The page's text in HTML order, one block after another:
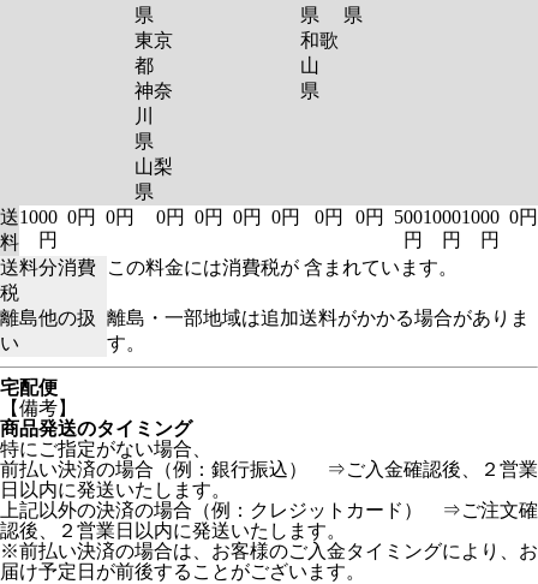
県
東京
都
神奈
川
県
山梨
県
県
和歌
山
県
県
送
料
1000
円
0円 0円 0円 0円 0円 0円 0円 0円
500
円
1000
円
1000
円
0円
送料分消費
税
この料金には消費税が 含まれています。
離島他の扱
い
離島・一部地域は追加送料がかかる場合がありま
す。
宅配便
【備考】
商品発送のタイミング
特にご指定がない場合、
前払い決済の場合（例：銀行振込） ⇒ご入金確認後、２営業
日以内に発送いたします。
上記以外の決済の場合（例：クレジットカード） ⇒ご注文確
認後、２営業日以内に発送いたします。
※前払い決済の場合は、お客様のご入金タイミングにより、お
届け予定日が前後することがございます。